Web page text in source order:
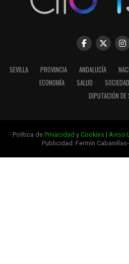
SEVILLA PROVINCIA ANDALUCÍA
ECONOMÍA
SALUD SOCIEDAD
DIPUTACIÓN DE
Política de Privacidad y Cookies | Aviso
Publicidad: Fermín